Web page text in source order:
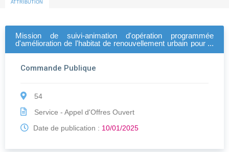
ATTRIBUTION
Mission de suivi-animation d'opération programmée
d'amélioration de l'habitat de renouvellement urbain pour la
Commande Publique
54
Service - Appel d'Offres Ouvert
Date de publication : 10/01/2025